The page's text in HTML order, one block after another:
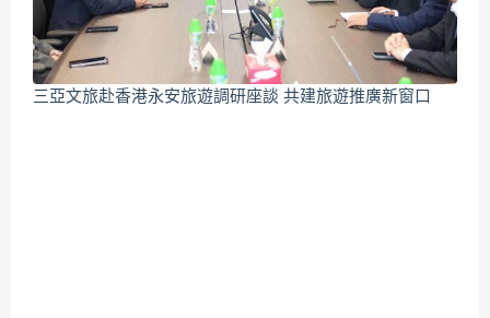
三亞文旅赴香港永安旅遊調研座談 共建旅遊推廣新窗口